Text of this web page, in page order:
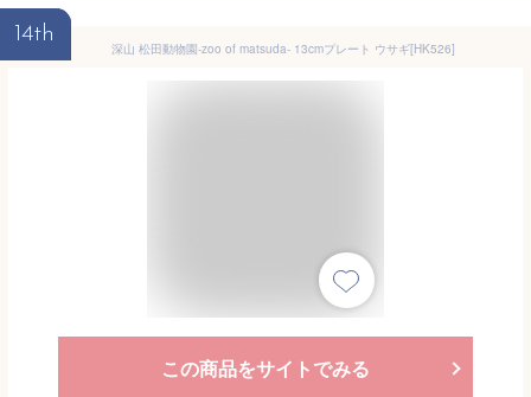
14th
深山 松田動物園-zoo of matsuda- 13cmプレート ウサギ[HK526]
この商品をサイトでみる